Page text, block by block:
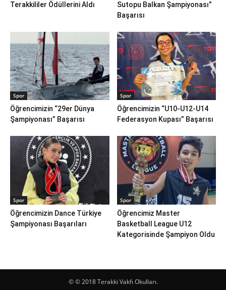
Terakkililer Ödüllerini Aldı
Sutopu Balkan Şampiyonası”
Başarısı
Spor
Öğrencimizin “29er Dünya
Şampiyonası” Başarısı
Spor
Öğrencimizin “U10-U12-U14
Federasyon Kupası” Başarısı
Spor
Öğrencimizin Dance Türkiye
Şampiyonası Başarıları
Spor
Öğrencimiz Master
Basketball League U12
Kategorisinde Şampiyon Oldu
© © 2018 Terakki Vakfı Okulları.